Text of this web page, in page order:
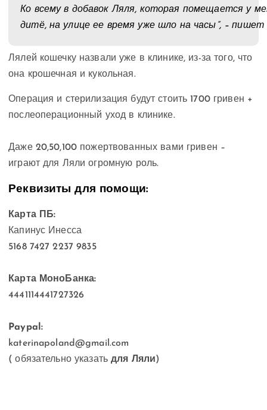
Ко всему в добавок Ляля, которая помещается у
дитё, на улице ее время уже шло на часы”, – пишет
Лялей кошечку назвали уже в клинике, из-за того, что
она крошечная и кукольная.
Операция и стерилизация будут стоить 1700 гривен +
послеоперационный уход в клинике.
Даже 20,50,100 пожертвованных вами гривен –
играют для Ляли огромную роль.
Реквизиты для помощи:⠀
Карта ПБ:
Капинус Инесса
5168 7427 2237 9835
Карта МоноБанка:
4441114441727326
Paypal:
katerinapoland@gmail.com
( обязательно указатьдля Ляли)